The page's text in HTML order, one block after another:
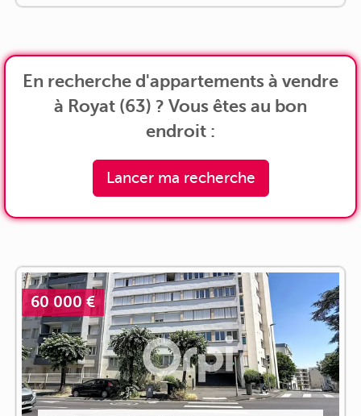
En recherche d'appartements à vendre
à Royat (63) ? Vous êtes au bon
endroit :
Lancer ma recherche
60 000 €